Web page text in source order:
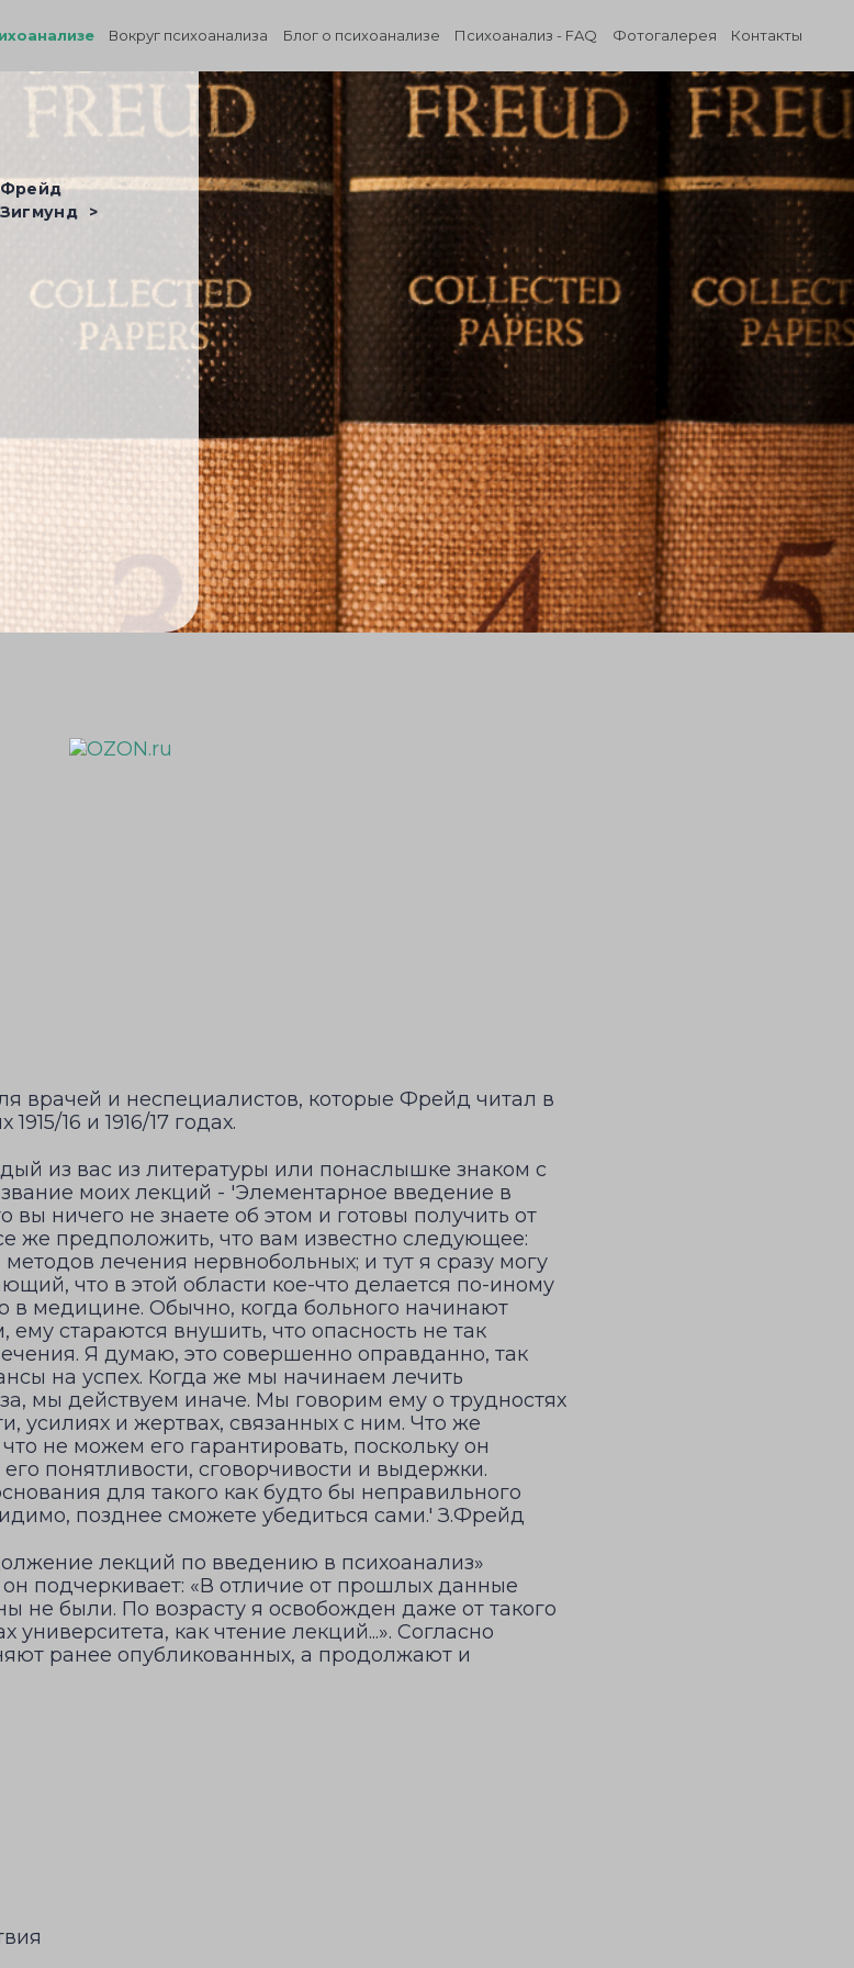
Вокруг психоанализа Блог о психоанализе Психоанализ - FAQ Фотогалерея Контакты
Фрейд
Зигмунд
врачей и неспециалистов, которые Фрейд читал в
16 и 1916/17 годах.
из вас из литературы или понаслышке знаком с
моих лекций - 'Элементарное введение в
вы ничего не знаете об этом и готовы получить от
же предположить, что вам известно следующее:
лечения нервнобольных; и тут я сразу могу
что в этой области кое-что делается по-иному
в медицине. Обычно, когда больного начинают
стараются внушить, что опасность не так
Я думаю, это совершенно оправданно, так
на успех. Когда же мы начинаем лечить
мы действуем иначе. Мы говорим ему о трудностях
усилиях и жертвах, связанных с ним. Что же
не можем его гарантировать, поскольку он
понятливости, сговорчивости и выдержки.
для такого как будто бы неправильного
позднее сможете убедиться сами.' З.Фрейд
лекций по введению в психоанализ»
подчеркивает: «В отличие от прошлых данные
не были. По возрасту я освобожден даже от такого
университета, как чтение лекций...». Согласно
ранее опубликованных, а продолжают и